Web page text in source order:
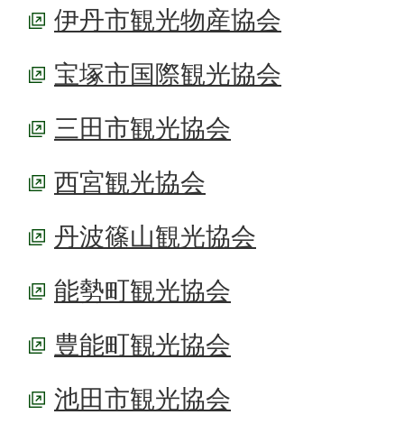
伊丹市観光物産協会
宝塚市国際観光協会
三田市観光協会
西宮観光協会
丹波篠山観光協会
能勢町観光協会
豊能町観光協会
池田市観光協会